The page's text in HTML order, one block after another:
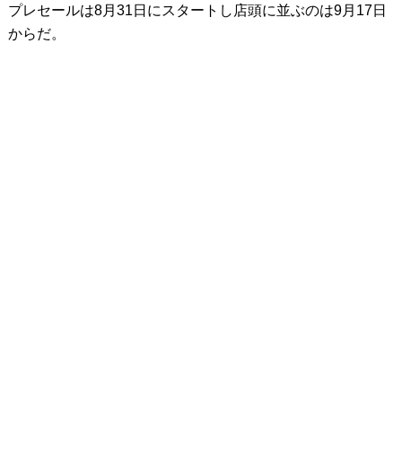
プレセールは8月31日にスタートし店頭に並ぶのは9月17日
からだ。